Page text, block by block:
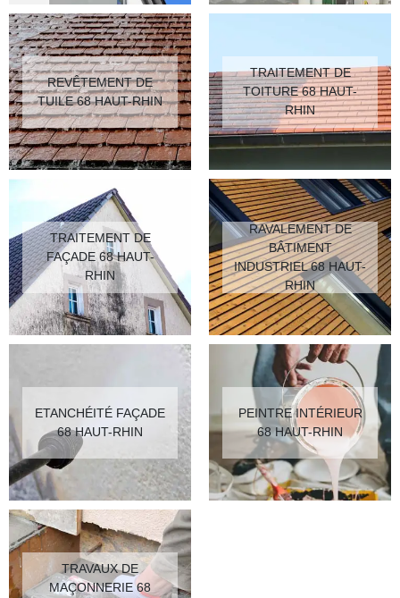
REVÊTEMENT DE
TUILE 68 HAUT-RHIN
TRAITEMENT DE
TOITURE 68 HAUT-
RHIN
TRAITEMENT DE
FAÇADE 68 HAUT-
RHIN
RAVALEMENT DE
BÂTIMENT
INDUSTRIEL 68 HAUT-
RHIN
ETANCHÉITÉ FAÇADE
68 HAUT-RHIN
PEINTRE INTÉRIEUR
68 HAUT-RHIN
TRAVAUX DE
MAÇONNERIE 68